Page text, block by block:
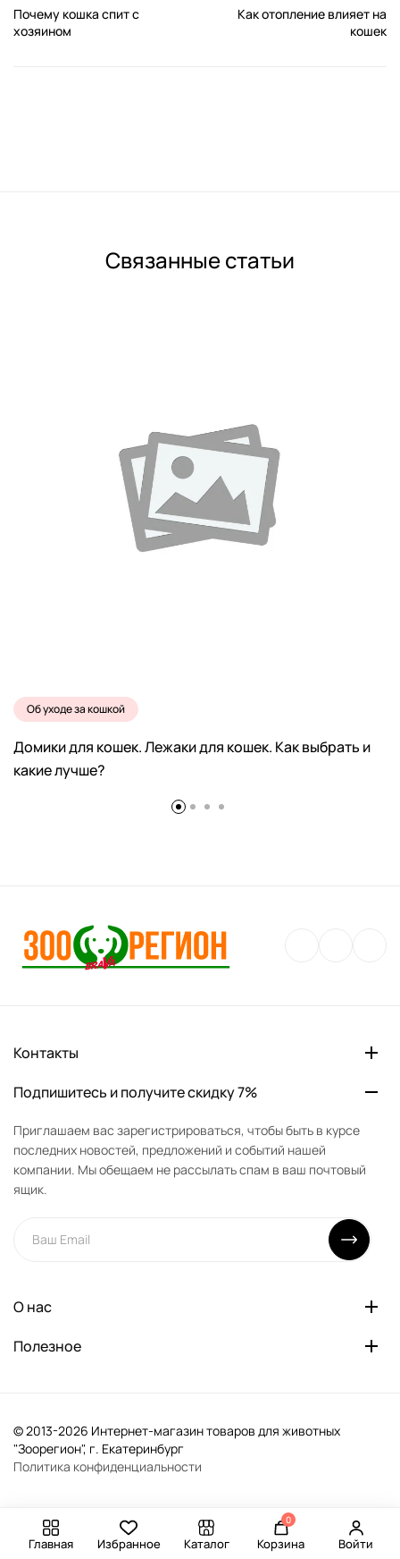
Почему кошка спит с
хозяином
Как отопление влияет на
кошек
Связанные статьи
Об уходе за кошкой
Домики для кошек. Лежаки для кошек. Как выбрать и
какие лучше?
Контакты
Подпишитесь и получите скидку 7%
Приглашаем вас зарегистрироваться, чтобы быть в курсе
последних новостей, предложений и событий нашей
компании. Мы обещаем не рассылать спам в ваш почтовый
ящик.
О нас
Полезное
© 2013-2026 Интернет-магазин товаров для животных
"Зоорегион", г. Екатеринбург
Политика конфиденциальности
Главная Избранное Каталог
0
Корзина Войти